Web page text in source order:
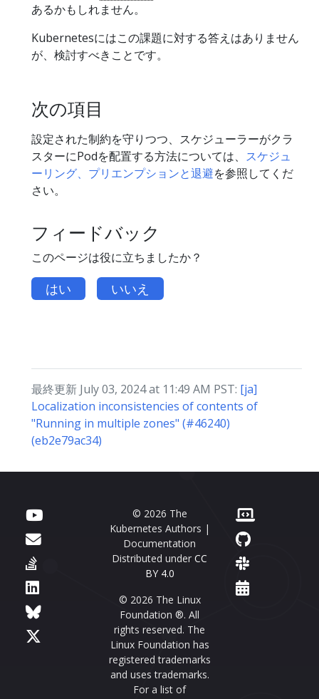
あるかもしれません。
Kubernetesにはこの課題に対する答えはありません
が、検討すべきことです。
次の項目
設定された制約を守りつつ、スケジューラーがクラ
スターにPodを配置する方法については、 スケジュ
ーリング、プリエンプションと退避を参照してくだ
さい。
フィードバック
このページは役に立ちましたか？
はい いいえ
最終更新 July 03, 2024 at 11:49 AM PST: [ja]
Localization inconsistencies of contents of
"Running in multiple zones" (#46240)
(eb2e79ac34)
© 2026 The
Kubernetes Authors |
Documentation
Distributed under CC
BY 4.0
© 2026 The Linux
Foundation ®. All
rights reserved. The
Linux Foundation has
registered trademarks
and uses trademarks.
For a list of